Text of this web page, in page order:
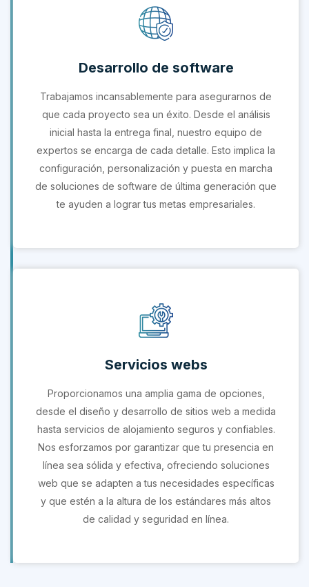
Desarrollo de software
Trabajamos incansablemente para asegurarnos de
que cada proyecto sea un éxito. Desde el análisis
inicial hasta la entrega final, nuestro equipo de
expertos se encarga de cada detalle. Esto implica la
configuración, personalización y puesta en marcha
de soluciones de software de última generación que
te ayuden a lograr tus metas empresariales.
Servicios webs
Proporcionamos una amplia gama de opciones,
desde el diseño y desarrollo de sitios web a medida
hasta servicios de alojamiento seguros y confiables.
Nos esforzamos por garantizar que tu presencia en
línea sea sólida y efectiva, ofreciendo soluciones
web que se adapten a tus necesidades específicas
y que estén a la altura de los estándares más altos
de calidad y seguridad en línea.